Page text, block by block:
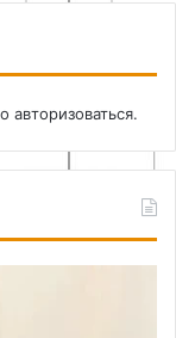
авторизоваться.